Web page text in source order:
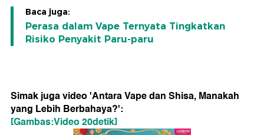
Baca juga:
Perasa dalam Vape Ternyata Tingkatkan
Risiko Penyakit Paru-paru
Simak juga video 'Antara Vape dan Shisa, Manakah
yang Lebih Berbahaya?':
[Gambas:Video 20detik]